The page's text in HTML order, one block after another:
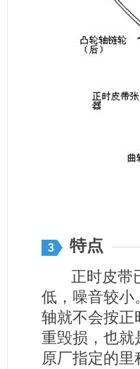
3 特点
正时皮带已
低，噪音较小
轴就不会按正
重毁损，也就
原厂指定的